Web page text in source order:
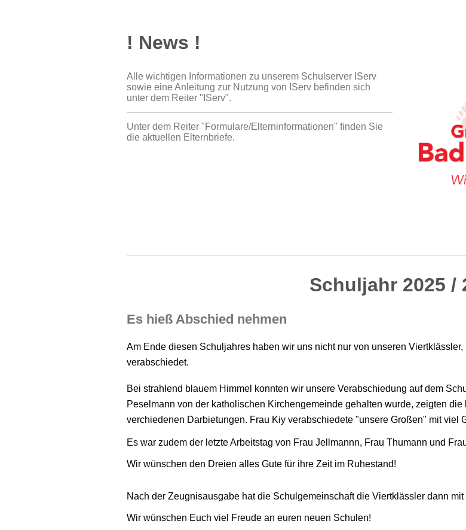
! News !
Alle wichtigen Informationen zu unserem Schulserver IServ
sowie eine Anleitung zur Nutzung von IServ befinden sich
unter dem Reiter "IServ".
Unter dem Reiter "Formulare/Elterninformationen" finden Sie
die aktuellen Elternbriefe.
Schuljahr 2025 /
Es hieß Abschied nehmen
Am Ende diesen Schuljahres haben wir uns nicht nur von unseren
verabschiedet.
Bei strahlend blauem Himmel konnten wir unsere Verabschiedung auf dem
Peselmann von der katholischen Kirchengemeinde gehalten wurde, zeigten
verchiedenen Darbietungen. Frau Kiy verabschiedete "unsere Großen" mit viel
Es war zudem der letzte Arbeitstag von Frau Jellmannn, Frau Thumann und
Wir wünschen den Dreien alles Gute für ihre Zeit im Ruhestand!
Nach der Zeugnisausgabe hat die Schulgemeinschaft die Viertklässler dann
Wir wünschen Euch viel Freude an euren neuen Schulen!